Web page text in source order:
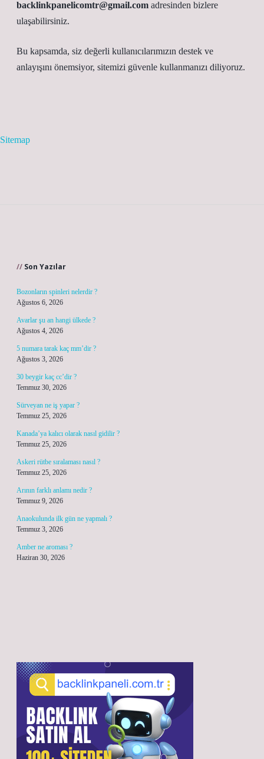
backlinkpanelicomtr@gmail.com adresinden bizlere
ulaşabilirsiniz.
Bu kapsamda, siz değerli kullanıcılarımızın destek ve
anlayışını önemsiyor, sitemizi güvenle kullanmanızı diliyoruz.
Sitemap
Son Yazılar
Bozonların spinleri nelerdir ?
Ağustos 6, 2026
Avarlar şu an hangi ülkede ?
Ağustos 4, 2026
5 numara tarak kaç mm’dir ?
Ağustos 3, 2026
30 beygir kaç cc’dir ?
Temmuz 30, 2026
Sürveyan ne iş yapar ?
Temmuz 25, 2026
Kanada’ya kalıcı olarak nasıl gidilir ?
Temmuz 25, 2026
Askeri rütbe sıralaması nasıl ?
Temmuz 25, 2026
Arının farklı anlamı nedir ?
Temmuz 9, 2026
Anaokulunda ilk gün ne yapmalı ?
Temmuz 3, 2026
Amber ne aroması ?
Haziran 30, 2026